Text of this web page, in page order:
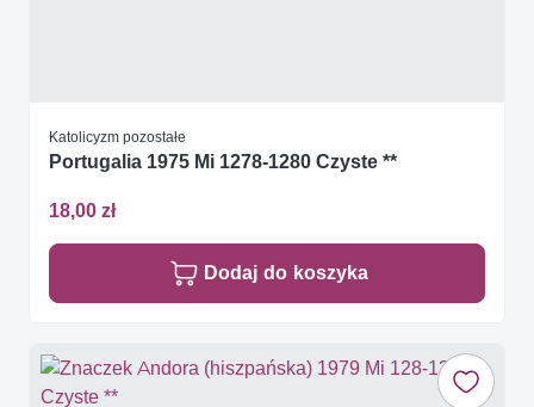
Katolicyzm pozostałe
Portugalia 1975 Mi 1278-1280 Czyste **
18,00 zł
Dodaj do koszyka